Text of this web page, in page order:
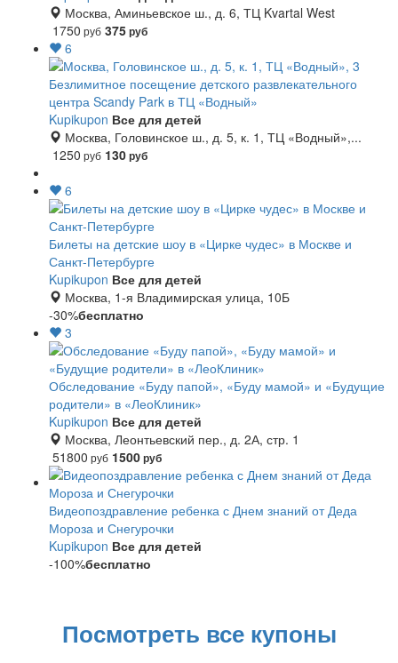
Москва, Аминьевское ш., д. 6, ТЦ Kvartal West
1750 руб 375руб
6
Безлимитное посещение детского развлекательного
центра Scandy Park в ТЦ «Водный»
Kupikupon Все для детей
Москва, Головинское ш., д. 5, к. 1, ТЦ «Водный»,...
1250 руб 130руб
6
Билеты на детские шоу в «Цирке чудес» в Москве и
Санкт-Петербурге
Kupikupon Все для детей
Москва, 1-я Владимирская улица, 10Б
-30%бесплатно
3
Обследование «Буду папой», «Буду мамой» и «Будущие
родители» в «ЛеоКлиник»
Kupikupon Все для детей
Москва, Леонтьевский пер., д. 2А, стр. 1
51800 руб 1500руб
Видеопоздравление ребенка с Днем знаний от Деда
Мороза и Снегурочки
Kupikupon Все для детей
-100%бесплатно
Посмотреть все купоны